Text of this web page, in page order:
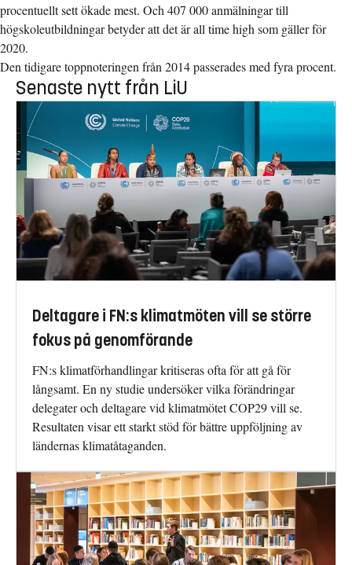
procentuellt sett ökade mest. Och 407 000 anmälningar till
högskoleutbildningar betyder att det är all time high som gäller för
2020.
Den tidigare toppnoteringen från 2014 passerades med fyra procent.
Senaste nytt från LiU
Deltagare i FN:s klimatmöten vill se större
fokus på genomförande
FN:s klimatförhandlingar kritiseras ofta för att gå för
långsamt. En ny studie undersöker vilka förändringar
delegater och deltagare vid klimatmötet COP29 vill se.
Resultaten visar ett starkt stöd för bättre uppföljning av
ländernas klimatåtaganden.